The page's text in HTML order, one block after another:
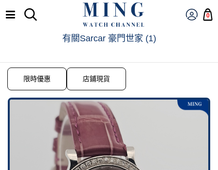
0
有關Sarcar 豪門世家 (1)
限時優惠 店鋪現貨